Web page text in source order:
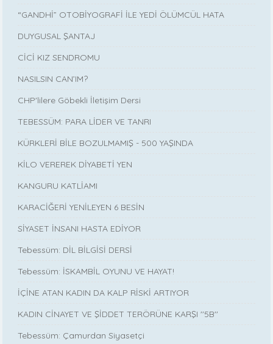
“GANDHİ” OTOBİYOGRAFİ İLE YEDİ ÖLÜMCÜL HATA
DUYGUSAL ŞANTAJ
CİCİ KIZ SENDROMU
NASILSIN CAN’IM?
CHP'lilere Göbekli İletişim Dersi
TEBESSÜM: PARA LİDER VE TANRI
KÜRKLERİ BİLE BOZULMAMIŞ - 500 YAŞINDA
KİLO VEREREK DİYABETİ YEN
KANGURU KATLİAMI
KARACİĞERİ YENİLEYEN 6 BESİN
SİYASET İNSANI HASTA EDİYOR
Tebessüm: DİL BİLGİSİ DERSİ
Tebessüm: İSKAMBİL OYUNU VE HAYAT!
İÇİNE ATAN KADIN DA KALP RİSKİ ARTIYOR
KADIN CİNAYET VE ŞİDDET TERÖRÜNE KARŞI ''5B''
Tebessüm: Çamurdan Siyasetçi